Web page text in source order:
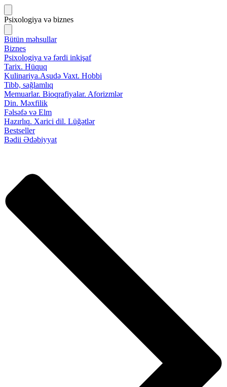
Psixologiya və biznes
Bütün məhsullar
Biznes
Psixologiya və fərdi inkişaf
Tarix. Hüquq
Kulinariya.Asudə Vaxt. Hobbi
Tibb, sağlamlıq
Memuarlar. Bioqrafiyalar. Aforizmlər
Din. Məxfilik
Fəlsəfə və Elm
Hazırlıq. Xarici dil. Lüğətlər
Bestseller
Bədii Ədəbiyyat